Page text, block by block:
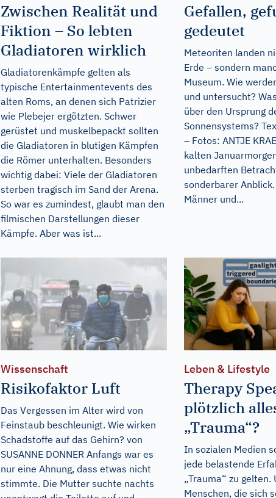
Zwischen Realität und
Fiktion – So lebten
Gladiatoren wirklich
Gladiatorenkämpfe gelten als
typische Entertainmentevents des
alten Roms, an denen sich Patrizier
wie Plebejer ergötzten. Schwer
gerüstet und muskelbepackt sollten
die Gladiatoren in blutigen Kämpfen
die Römer unterhalten. Besonders
wichtig dabei: Viele der Gladiatoren
sterben tragisch im Sand der Arena.
So war es zumindest, glaubt man den
filmischen Darstellungen dieser
Kämpfe. Aber was ist...
Gefallen,
gedeutet
Meteoriten landen
Erde – sondern
Museum. Wie
und untersucht?
über den Ursprung
Sonnensystems?
– Fotos: ANTJE
kalten
unbedarften
sonderbarer
Männer und...
Wissenschaft
Risikofaktor Luft
Das Vergessen im Alter wird von
Feinstaub beschleunigt. Wie wirken
Schadstoffe auf das Gehirn? von
SUSANNE DONNER Anfangs war es
nur eine Ahnung, dass etwas nicht
stimmte. Die Mutter suchte nachts
Leben & Lifestyle
Therapy
plötzlich
„Trauma“?
In sozialen Medien
jede belastende
„Trauma“ zu gelten.
Menschen, die sich